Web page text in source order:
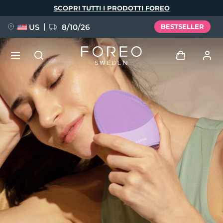
SCOPRI TUTTI I PRODOTTI FOREO
US 8/10/26 BESTSELLER
Profilo utente
I miei dispositivi
I miei ordini
I miei indirizzi
I miei abbonamenti
NUOVO
FAQ™ Pure Beauty-Tech Elixir
BREAKING NEWS
issa™ Teeth Whitening Set
Lingua
English Deutsch
Español
Français
Italiano
Português
Svenska
Русский
Türkçe
简体中文 繁體中文